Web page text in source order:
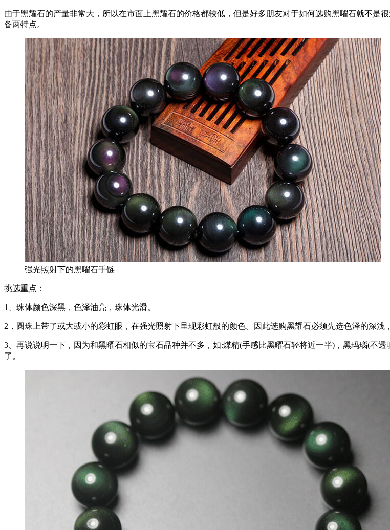
由于黑耀石的产量非常大，所以在市面上黑耀石的价格都较低，但是好多朋友对于如何选购黑曜石就不是
备两特点。
强光照射下的黑曜石手链
挑选重点：
1、珠体颜色深黑，色泽油亮，珠体光滑。
2，圆珠上带了或大或小的彩虹眼，在强光照射下呈现彩虹般的颜色。因此选购黑耀石必须先选色泽的深浅
3、再说说明一下，因为和黑曜石相似的宝石品种并不多，如:煤精(手感比黑曜石轻将近一半)，黑玛瑙(不
了。